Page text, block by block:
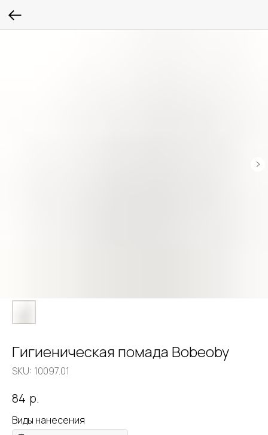
Гигиеническая помада Bobeoby
SKU: 10097.01
84 р.
Виды нанесения